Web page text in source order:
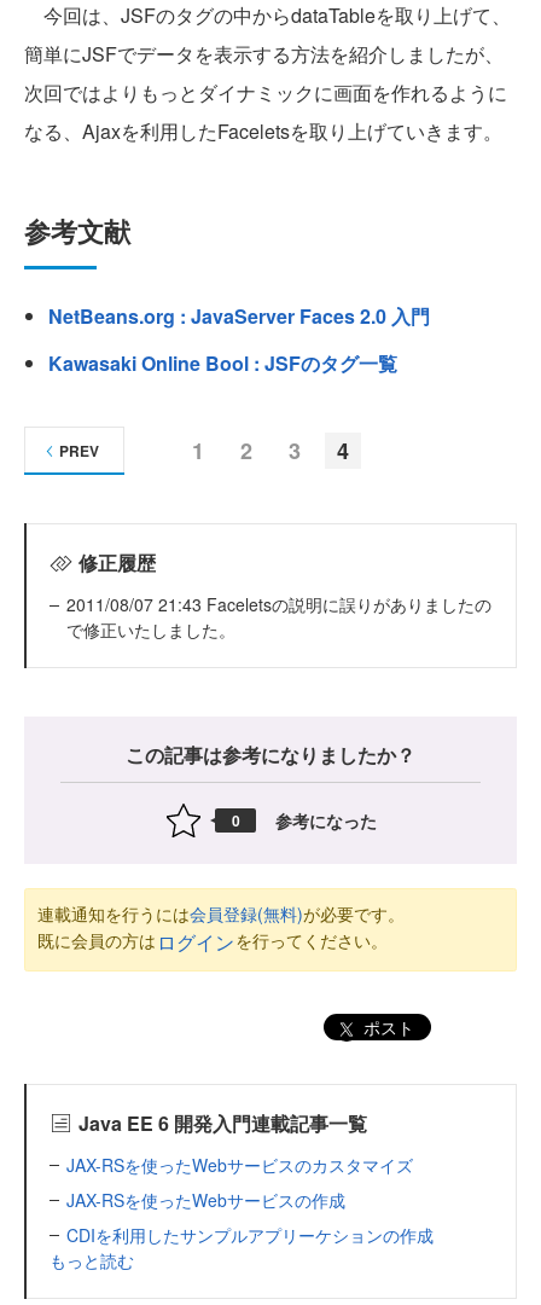
今回は、JSFのタグの中からdataTableを取り上げて、
簡単にJSFでデータを表示する方法を紹介しましたが、
次回ではよりもっとダイナミックに画面を作れるように
なる、Ajaxを利用したFaceletsを取り上げていきます。
参考文献
NetBeans.org : JavaServer Faces 2.0 入門
Kawasaki Online Bool : JSFのタグ一覧
1 2 3 4
PREV
修正履歴
2011/08/07 21:43 Faceletsの説明に誤りがありましたの
で修正いたしました。
この記事は参考になりましたか？
0 参考になった
連載通知を行うには会員登録(無料)が必要です。
既に会員の方は ログインを行ってください。
ポスト
Java EE 6 開発入門連載記事一覧
JAX-RSを使ったWebサービスのカスタマイズ
JAX-RSを使ったWebサービスの作成
CDIを利用したサンプルアプリーケションの作成
もっと読む